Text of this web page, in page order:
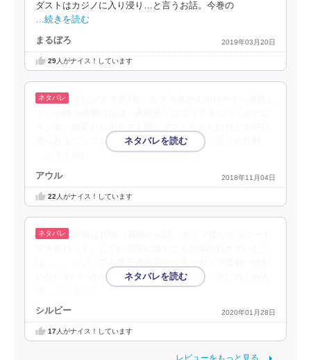
ダストはカジノに入り浸り…と言うお話。今巻の
…続きを読む
まるぼろ 2019年03月20日
29人がナイス！しています
見られるカッコよさは卑怯だわな。ホンマに日々の行動
アウル 2018年11月04日
22 人がナイス！しています
いかにヤバいかがわかるだけですが（笑）。特にめぐみん
シルビー 2020年01月28日
17人がナイス！しています